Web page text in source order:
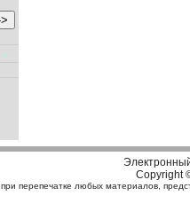
Copyright
при перепечатке любых материалов,